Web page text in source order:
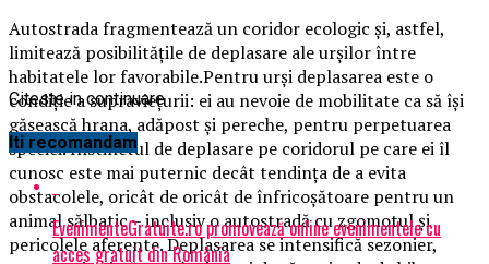
Autostrada fragmentează un coridor ecologic şi, astfel,
limitează posibilităţile de deplasare ale urşilor între
habitatele lor favorabile.Pentru urşi deplasarea este o
condiţie a supravieţurii: ei au nevoie de mobilitate ca să îşi
găsească hrana, adăpost şi pereche, pentru perpetuarea
speciei. Instinctul de deplasare pe coridorul pe care ei îl
cunosc este mai puternic decât tendinţa de a evita
obstacolele, oricât de oricât de înfricoşătoare pentru un
animal sălbatic – inclusiv o autostradă cu zgomotul şi
pericolele aferente. Deplasarea se intensifică sezonier,
Citeste in continuare
Iti recomandam
EvenimenteGratuite.ro promovează online evenimentele cu
acces gratuit din România